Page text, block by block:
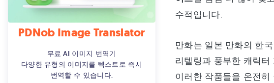
PDNob Image Translator
무료 AI 이미지 번역기
다양한 유형의 이미지를 텍스트로 즉시
번역할 수 있습니다.
수적입니다.
만화는 일본 만화의 한
리텔링과 풍부한 캐릭
이러한 작품들을 온전